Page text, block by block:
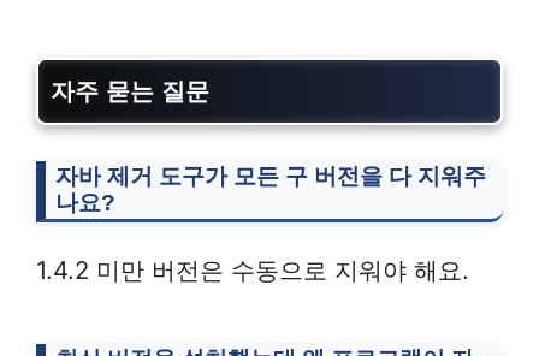
자주 묻는 질문
자바 제거 도구가 모든 구 버전을 다 지워주
나요?
1.4.2 미만 버전은 수동으로 지워야 해요.